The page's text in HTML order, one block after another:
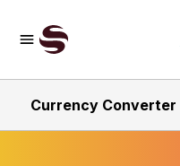
Currency Converter